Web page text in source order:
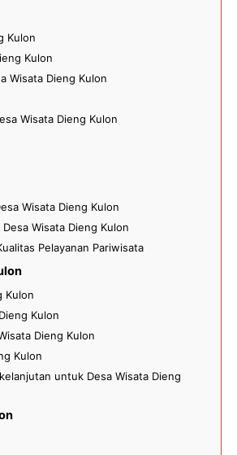
Kulon
Kulon
Wisata Dieng Kulon
Wisata Dieng Kulon
Wisata Dieng Kulon
Wisata Dieng Kulon
Pelayanan Pariwisata
Kulon
Kulon
Dieng Kulon
Kulon
untuk Desa Wisata Dieng